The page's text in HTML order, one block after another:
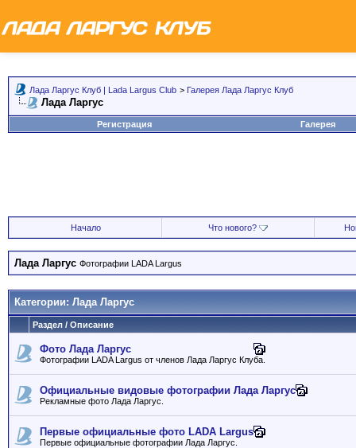
Лада Ларгус Клуб | Lada Largus Club > Галерея Лада Ларгус Клуб
Лада Ларгус
Регистрация Галерея
Начало Что нового?
Лада Ларгус Фотографии LADA Largus
Категории: Лада Ларгус
Раздел / Описание
Фото Лада Ларгус
Фотографии LADA Largus от членов Лада Ларгус Клуба.
Официальные видовые фотографии Лада Ларгус
Рекламные фото Лада Ларгус.
Первые официальные фото LADA Largus
Первые официальные фотографии Лада Ларгус.